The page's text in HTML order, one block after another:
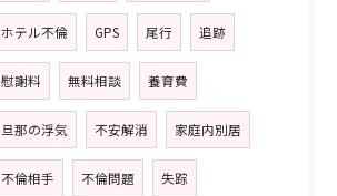
ホテル不倫 GPS 尾行 追跡
慰謝料 無料相談 養育費
旦那の浮気 不安解消 家庭内別居
不倫相手 不倫問題 失踪